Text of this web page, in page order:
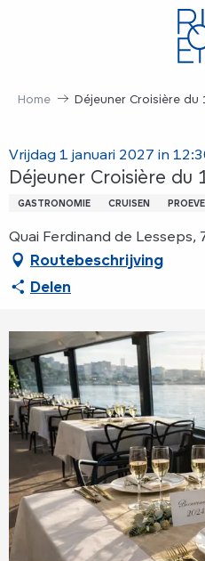
Home Déjeuner Croisière du
Vrijdag 1 januari 2027 in
Déjeuner Croisière du
GASTRONOMIE CRUISEN
Quai Ferdinand de Lesseps,
Routebeschrijving
Delen